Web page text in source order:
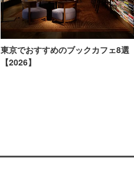
東京でおすすめのブックカフェ8選
【2026】